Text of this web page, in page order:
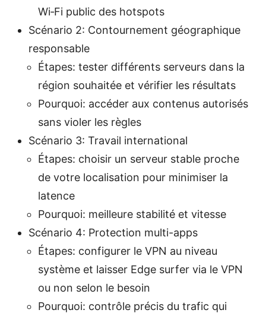
Wi‑Fi public des hotspots
Scénario 2: Contournement géographique
responsable
Étapes: tester différents serveurs dans la
région souhaitée et vérifier les résultats
Pourquoi: accéder aux contenus autorisés
sans violer les règles
Scénario 3: Travail international
Étapes: choisir un serveur stable proche
de votre localisation pour minimiser la
latence
Pourquoi: meilleure stabilité et vitesse
Scénario 4: Protection multi-apps
Étapes: configurer le VPN au niveau
système et laisser Edge surfer via le VPN
ou non selon le besoin
Pourquoi: contrôle précis du trafic qui